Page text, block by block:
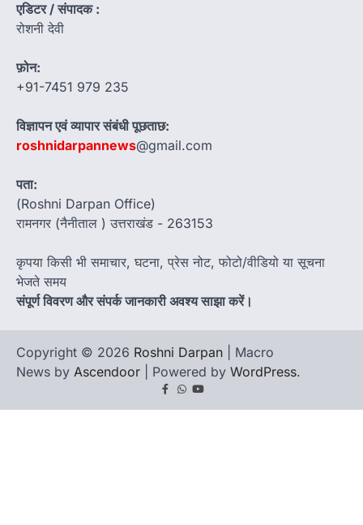
एडिटर / संपादक :
रोशनी देवी
फ़ोन:
+91-7451 979 235
विज्ञापन एवं व्यापार संबंधी पूछताछ:
roshnidarpannews@gmail.com
पता:
(Roshni Darpan Office)
रामनगर (नैनीताल ) उत्तराखंड - 263153
कृपया किसी भी समाचार, घटना, प्रेस नोट, फोटो/वीडियो या सूचना
भेजते समय
संपूर्ण विवरण और संपर्क जानकारी अवश्य साझा करें।
Copyright © 2026 Roshni Darpan | Macro
News by Ascendoor | Powered by WordPress.
Facebook
Whatsapp
youtube